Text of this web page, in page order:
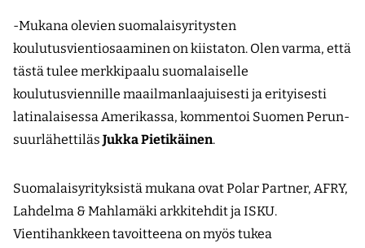
-Mukana olevien suomalaisyritysten
koulutusvientiosaaminen on kiistaton. Olen varma, että
tästä tulee merkkipaalu suomalaiselle
koulutusviennille maailmanlaajuisesti ja erityisesti
latinalaisessa Amerikassa, kommentoi Suomen Perun-
suurlähettiläs Jukka Pietikäinen.
Suomalaisyrityksistä mukana ovat Polar Partner, AFRY,
Lahdelma & Mahlamäki arkkitehdit ja ISKU.
Vientihankkeen tavoitteena on myös tukea